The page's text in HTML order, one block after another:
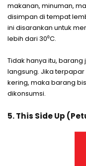
makanan, minuman,
disimpan di tempat
ini disarankan untuk
lebih dari 30⁰C.
Tidak hanya itu,
langsung. Jika
kering, maka barang
dikonsumsi.
5. This Side Up